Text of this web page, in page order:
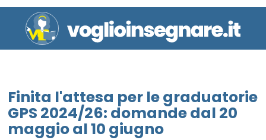
Finita l'attesa per le graduatorie
GPS 2024/26: domande dal 20
maggio al 10 giugno